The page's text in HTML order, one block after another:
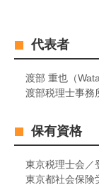
代表者
渡部 重也（
渡部税理士事務
保有資格
東京税理士会／
東京都社会保険